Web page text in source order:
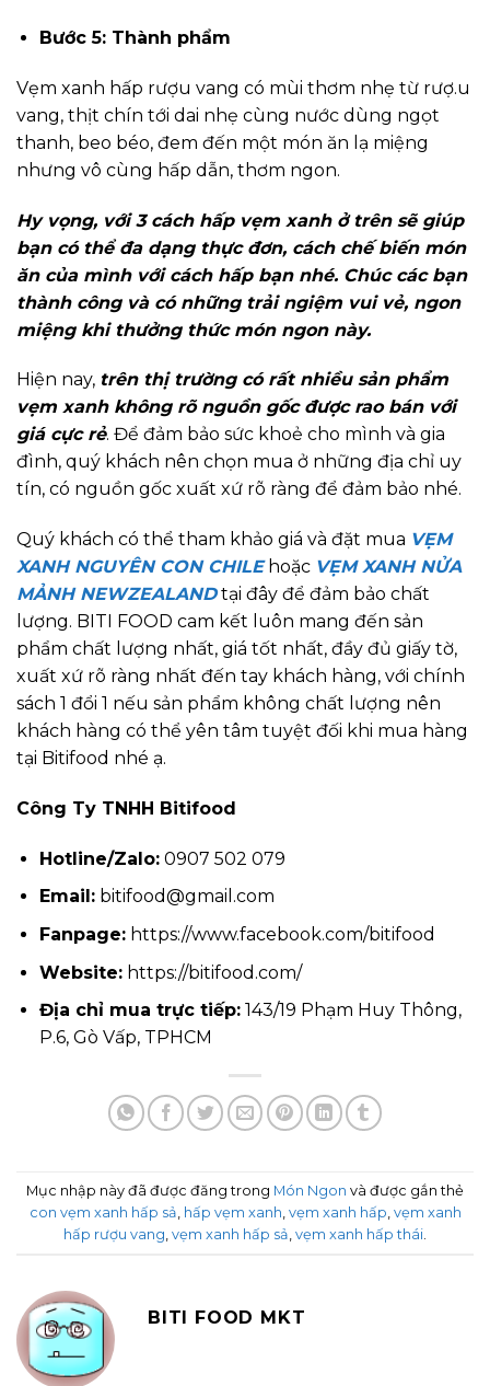
Bước 5: Thành phẩm
Vẹm xanh hấp rượu vang có mùi thơm nhẹ từ rượ.u
vang, thịt chín tới dai nhẹ cùng nước dùng ngọt
thanh, beo béo, đem đến một món ăn lạ miệng
nhưng vô cùng hấp dẫn, thơm ngon.
Hy vọng, với 3 cách hấp vẹm xanh ở trên sẽ giúp
bạn có thể đa dạng thực đơn, cách chế biến món
ăn của mình với cách hấp bạn nhé. Chúc các bạn
thành công và có những trải ngiệm vui vẻ, ngon
miệng khi thưởng thức món ngon này.
Hiện nay, trên thị trường có rất nhiều sản phẩm
vẹm xanh không rõ nguồn gốc được rao bán với
giá cực rẻ. Để đảm bảo sức khoẻ cho mình và gia
đình, quý khách nên chọn mua ở những địa chỉ uy
tín, có nguồn gốc xuất xứ rõ ràng để đảm bảo nhé.
Quý khách có thể tham khảo giá và đặt mua VẸM
XANH NGUYÊN CON CHILEhoặc VẸM XANH NỬA
MẢNH NEWZEALANDtại đây để đảm bảo chất
lượng. BITI FOOD cam kết luôn mang đến sản
phẩm chất lượng nhất, giá tốt nhất, đầy đủ giấy tờ,
xuất xứ rõ ràng nhất đến tay khách hàng, với chính
sách 1 đổi 1 nếu sản phẩm không chất lượng nên
khách hàng có thể yên tâm tuyệt đối khi mua hàng
tại Bitifood nhé ạ.
Công Ty TNHH Bitifood
Hotline/Zalo:0907 502 079
Email:bitifood@gmail.com
Fanpage:https://www.facebook.com/bitifood
Website:https://bitifood.com/
Địa chỉ mua trực tiếp:143/19 Phạm Huy Thông,
P.6, Gò Vấp, TPHCM
Mục nhập này đã được đăng trong Món Ngon và được gắn thẻ
con vẹm xanh hấp sả hấp vẹm xanh vẹm xanh hấp vẹm xanh
hấp rượu vang vẹm xanh hấp sả vẹm xanh hấp thái
BITI FOOD MKT